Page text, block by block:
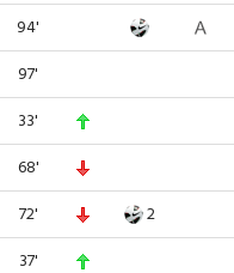
94'
97'
33'
68'
72' 2
37'